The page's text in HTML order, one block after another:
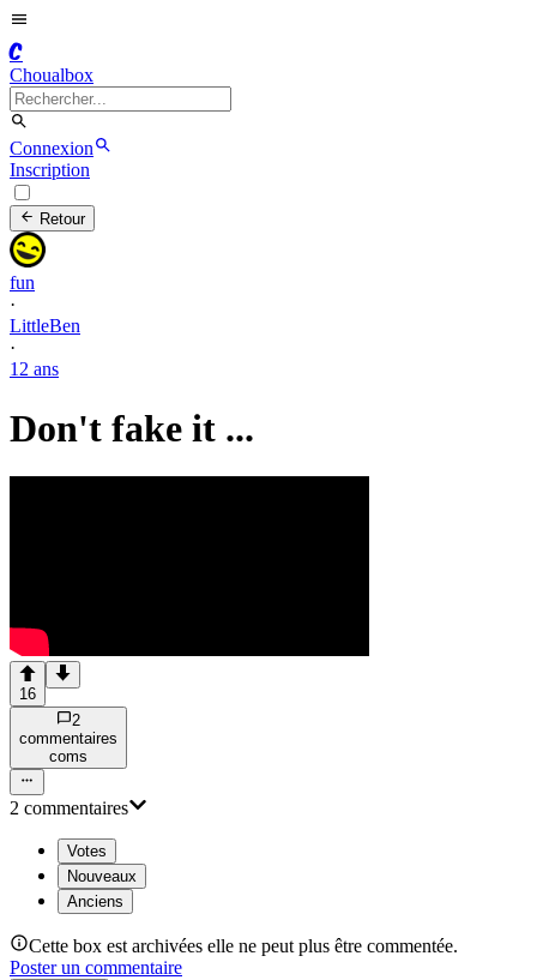
C
Choualbox
Connexion
Inscription
Retour
fun
·
LittleBen
·
12 ans
Don't fake it ...
16
2
commentaires
coms
2 commentaires
Votes
Nouveaux
Anciens
Cette box est archivées elle ne peut plus être commentée.
Poster un commentaire